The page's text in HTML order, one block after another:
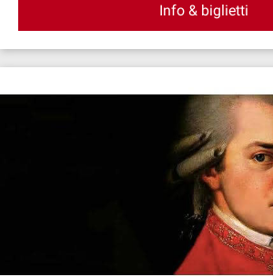
Info & biglietti